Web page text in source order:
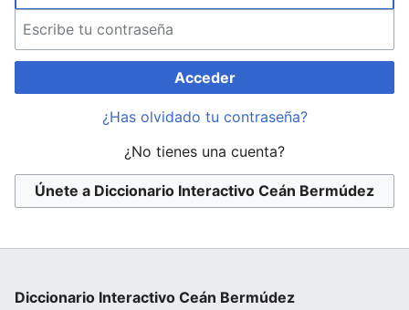
Abrir menú principal
Acceder
¿Has olvidado tu contraseña?
¿No tienes una cuenta?
Únete a Diccionario Interactivo Ceán Bermúdez
Diccionario Interactivo Ceán Bermúdez